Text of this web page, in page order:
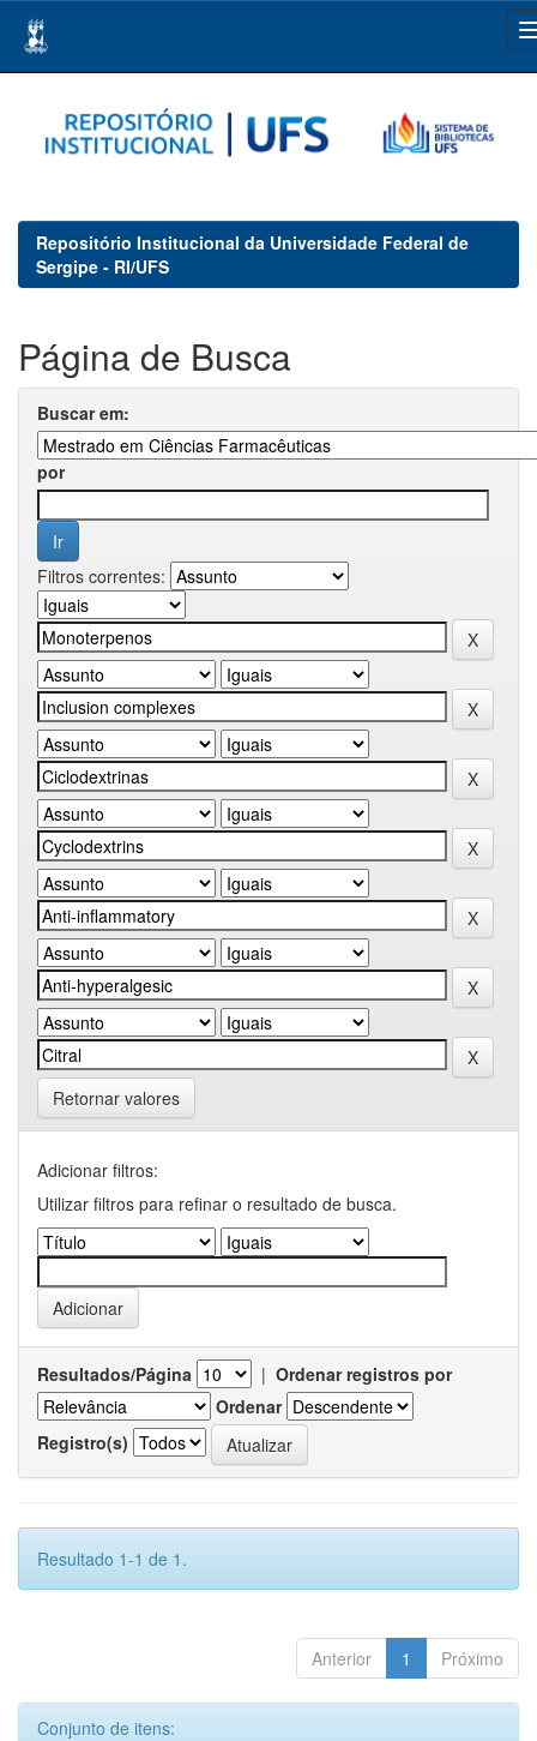
navigation
Repositório Institucional da Universidade Federal de
Sergipe - RI/UFS
Página de Busca
Buscar em:
por
Filtros correntes:
Retornar valores
Adicionar filtros:
Utilizar filtros para refinar o resultado de busca.
Resultados/Página | Ordenar registros por
Ordenar
Registro(s)
Resultado 1-1 de 1.
Anterior 1 Próximo
Conjunto de itens: